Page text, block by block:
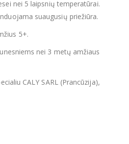
nei 5 laipsnių temperatūrai.
suaugusių priežiūra.
5+.
nei 3 metų amžiaus
CALY SARL (Prancūzija),